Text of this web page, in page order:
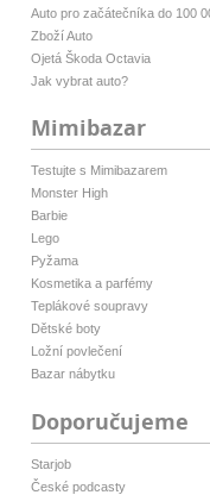
Auto pro začátečníka do 100
Zboží Auto
Ojetá Škoda Octavia
Jak vybrat auto?
Mimibazar
Testujte s Mimibazarem
Monster High
Barbie
Lego
Pyžama
Kosmetika a parfémy
Teplákové soupravy
Dětské boty
Ložní povlečení
Bazar nábytku
Doporučujeme
Starjob
České podcasty